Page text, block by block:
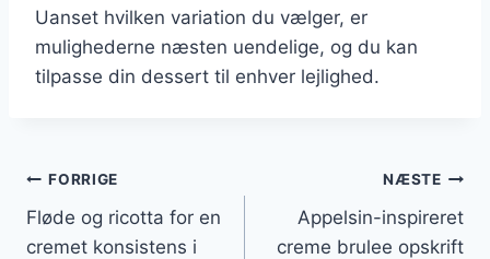
Uanset hvilken variation du vælger, er
mulighederne næsten uendelige, og du kan
tilpasse din dessert til enhver lejlighed.
Indlægsnavigation
FORRIGE
Fløde og ricotta for en
cremet konsistens i
NÆSTE
Appelsin-inspireret
creme brulee opskrift